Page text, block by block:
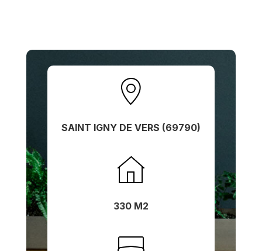
SAINT IGNY DE VERS (69790)
330 M2